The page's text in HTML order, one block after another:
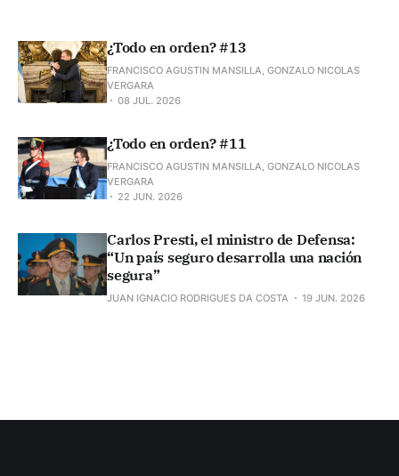
¿Todo en orden? #13
FRANCISCO AGUSTIN MANSILLA, GONZALO NICOLAS
VERGARA
08 JUL. 2026
¿Todo en orden? #11
FRANCISCO AGUSTIN MANSILLA, GONZALO NICOLAS
VERGARA
22 JUN. 2026
Carlos Presti, el ministro de Defensa:
“Un país seguro desarrolla una nación
segura”
JUAN IGNACIO RODRIGUES DA COSTA 19 JUN. 2026